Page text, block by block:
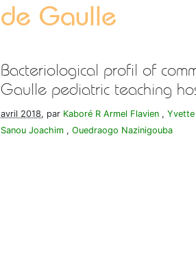
de Gaulle
Bacteriological profil of
Gaulle pediatric teaching
avril 2018, par Kaboré R Armel Flavien , Yvette
Sanou Joachim , Ouedraogo Nazinigouba